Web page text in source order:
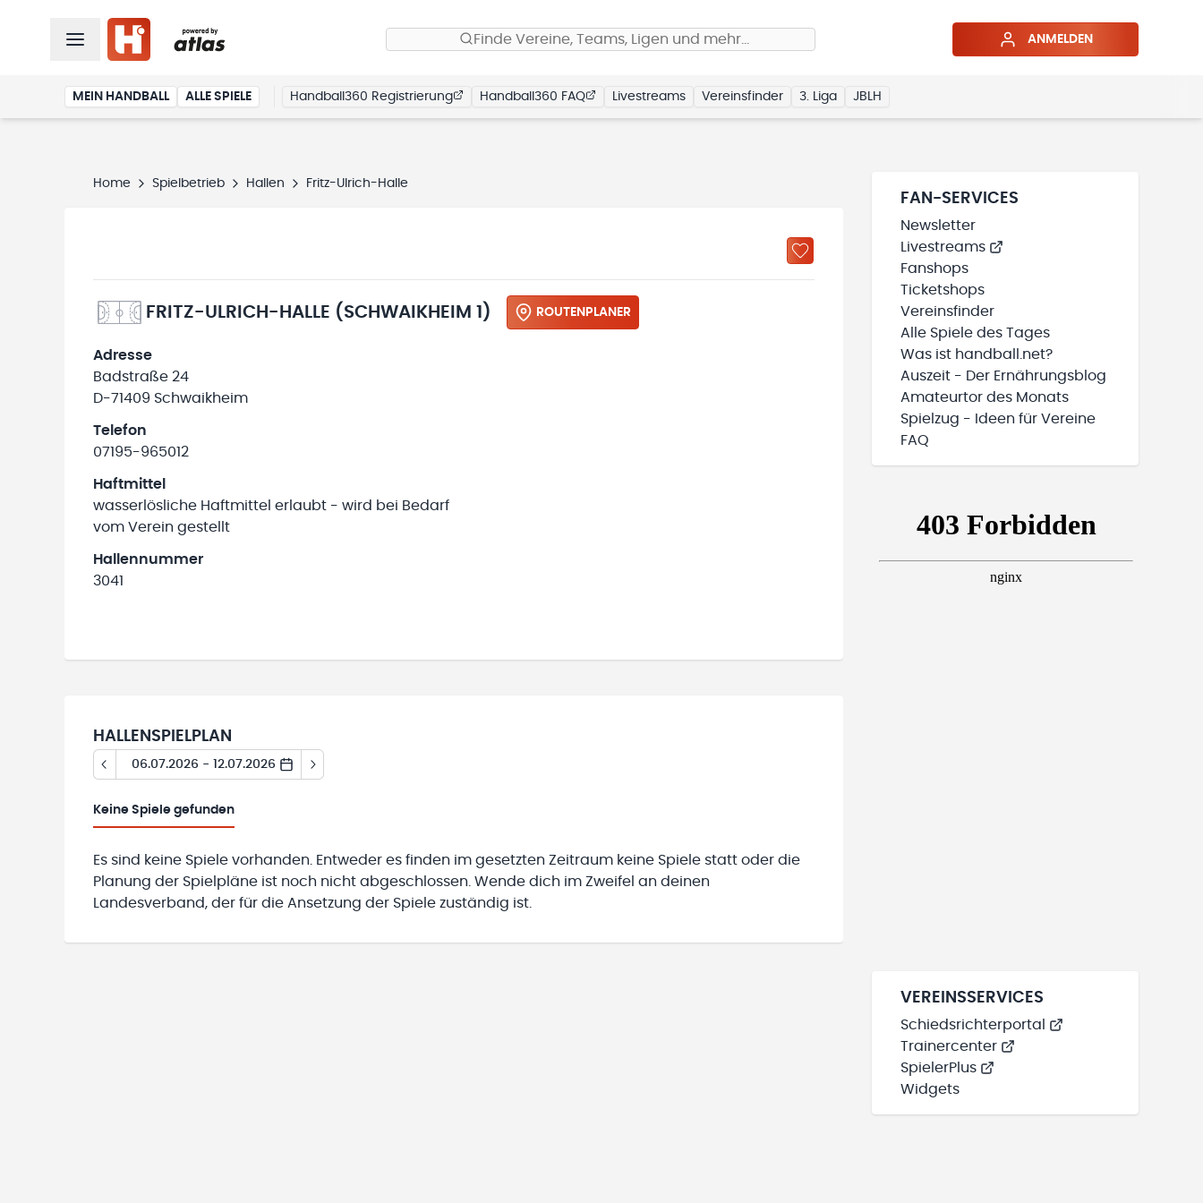
Finde Vereine, Teams, Ligen und mehr… ANMELDEN
MEIN HANDBALL ALLE SPIELE Handball360 Registrierung Handball360 FAQ Livestreams Vereinsfinder 3. Liga JBLH
Home Spielbetrieb Hallen Fritz-Ulrich-Halle
FRITZ-ULRICH-HALLE (SCHWAIKHEIM 1) ROUTENPLANER
Adresse
Badstraße 24
D-71409 Schwaikheim
Telefon
07195-965012
Haftmittel
wasserlösliche Haftmittel erlaubt - wird bei Bedarf
vom Verein gestellt
Hallennummer
3041
HALLENSPIELPLAN
06.07.2026 - 12.07.2026
Keine Spiele gefunden
Es sind keine Spiele vorhanden. Entweder es finden im gesetzten Zeitraum keine Spiele statt oder die
Planung der Spielpläne ist noch nicht abgeschlossen. Wende dich im Zweifel an deinen
Landesverband, der für die Ansetzung der Spiele zuständig ist.
FAN-SERVICES
Newsletter
Livestreams
Fanshops
Ticketshops
Vereinsfinder
Alle Spiele des Tages
Was ist handball.net?
Auszeit - Der Ernährungsblog
Amateurtor des Monats
Spielzug - Ideen für Vereine
FAQ
VEREINSSERVICES
Schiedsrichterportal
Trainercenter
SpielerPlus
Widgets